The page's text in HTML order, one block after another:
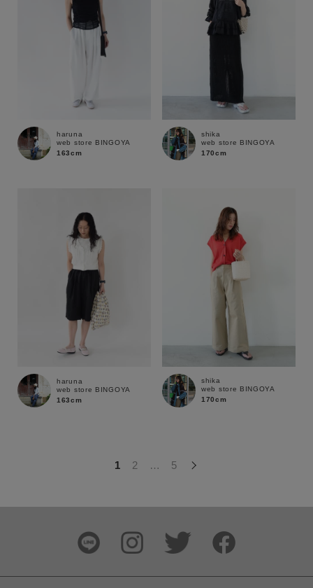
この条件で絞り込む
haruna
web store BINGOYA
163cm
shika
web store BINGOYA
170cm
haruna
web store BINGOYA
163cm
shika
web store BINGOYA
170cm
1 2 … 5